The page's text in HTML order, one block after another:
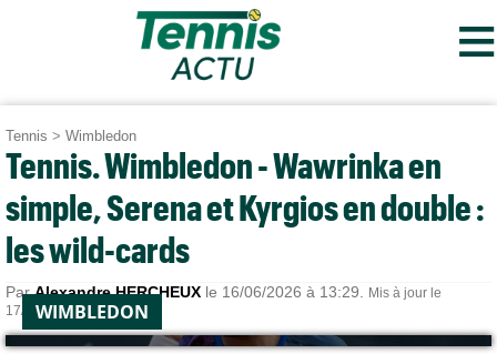
≡
Tennis > Wimbledon
Tennis. Wimbledon - Wawrinka en
simple, Serena et Kyrgios en double :
les wild-cards
ParAlexandre HERCHEUX le 16/06/2026 à 13:29.
Mis à jour le
17/06/2026 à 07:22.
WIMBLEDON